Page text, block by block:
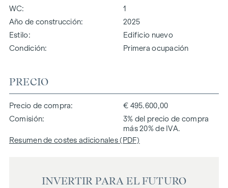
WC
1
Año de construcción
2025
Estilo
Edificio nuevo
Condición
Primera ocupación
PRECIO
Precio de compra
€ 495.600,00
Comisión
3% del precio de compra
más 20% de IVA.
Resumen de costes adicionales (PDF)
INVERTIR PARA EL FUTURO